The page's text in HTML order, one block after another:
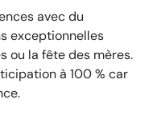
avec du
exceptionnelles
ou la fête des mères.
à 100 % car